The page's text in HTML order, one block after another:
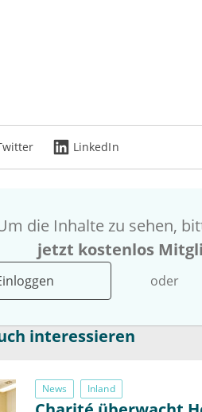
LinkedIn
die Inhalte zu sehen,
jetzt kostenlos
oder
interessieren
News Inland